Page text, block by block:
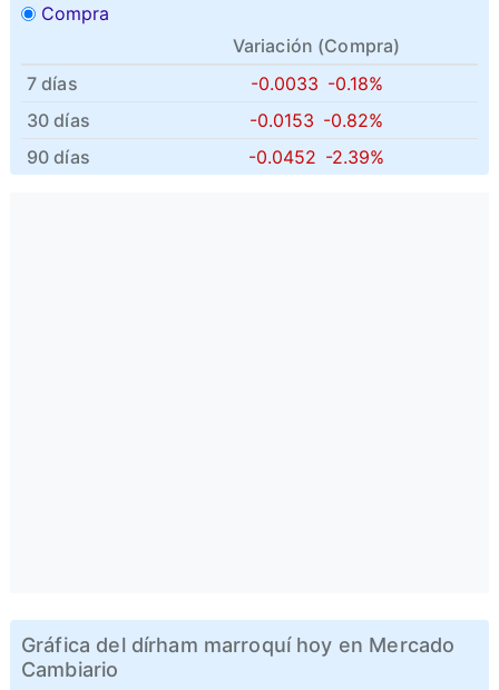
Compra
Variación (Compra)
7 días
-0.0033 -0.18%
30 días
-0.0153 -0.82%
90 días
-0.0452 -2.39%
Gráfica del dírham marroquí hoy en Mercado
Cambiario